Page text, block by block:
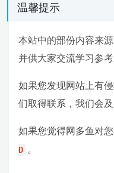
温馨提示
本站中的部份内容来
并供大家交流学习参考
如果您发现网站上有
们取得联系，我们会及
如果您觉得网多鱼对
D 。